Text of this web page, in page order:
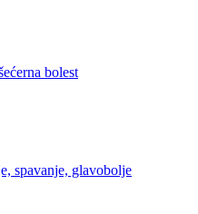
bolest
spavanje, glavobolje